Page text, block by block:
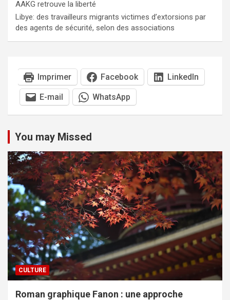
AAKG retrouve la liberté
Libye: des travailleurs migrants victimes d’extorsions par
des agents de sécurité, selon des associations
Imprimer Facebook LinkedIn
E-mail WhatsApp
You may Missed
CULTURE
Roman graphique Fanon : une approche